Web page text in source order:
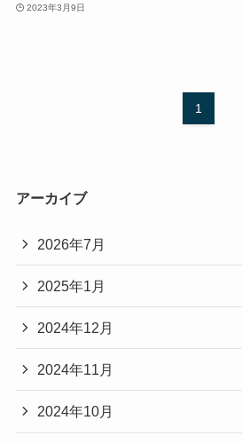
2023年3月9日
1
アーカイブ
2026年7月
2025年1月
2024年12月
2024年11月
2024年10月